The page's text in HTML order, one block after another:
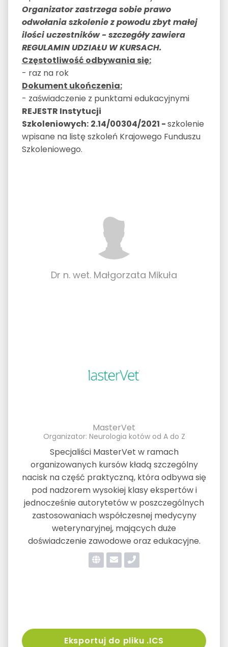
Organizator zastrzega sobie prawo
odwołania szkolenie z powodu zbyt małej
ilości uczestników - szczegóły zawiera
REGULAMIN UDZIAŁU W KURSACH.
Częstotliwość odbywania się:
- raz na rok
Dokument ukończenia:
- zaświadczenie z punktami edukacyjnymi
REJESTR Instytucji
Szkoleniowych: 2.14/00304/2021 -szkolenie
wpisane na listę szkoleń Krajowego Funduszu
Szkoleniowego.
Dr n. wet. Małgorzata Mikuła
MasterVet
Organizator: Neurologia kotów od A do Z
Specjaliści MasterVet w ramach
organizowanych kursów kładą szczególny
nacisk na część praktyczną, która odbywa się
pod nadzorem wysokiej klasy ekspertów i
jednocześnie autorytetów w poszczególnych
zastosowaniach współczesnej medycyny
weterynaryjnej, mających duże
doświadczenie zawodowe oraz edukacyjne.
Eksportuj do pliku .ICS